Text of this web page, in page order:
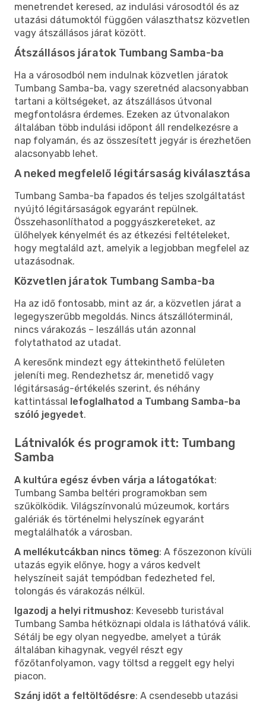
menetrendet keresed, az indulási városodtól és az
utazási dátumoktól függően választhatsz közvetlen
vagy átszállásos járat között.
Átszállásos járatok Tumbang Samba-ba
Ha a városodból nem indulnak közvetlen járatok
Tumbang Samba-ba, vagy szeretnéd alacsonyabban
tartani a költségeket, az átszállásos útvonal
megfontolásra érdemes. Ezeken az útvonalakon
általában több indulási időpont áll rendelkezésre a
nap folyamán, és az összesített jegyár is érezhetően
alacsonyabb lehet.
A neked megfelelő légitársaság kiválasztása
Tumbang Samba-ba fapados és teljes szolgáltatást
nyújtó légitársaságok egyaránt repülnek.
Összehasonlíthatod a poggyászkereteket, az
ülőhelyek kényelmét és az étkezési feltételeket,
hogy megtaláld azt, amelyik a legjobban megfelel az
utazásodnak.
Közvetlen járatok Tumbang Samba-ba
Ha az idő fontosabb, mint az ár, a közvetlen járat a
legegyszerűbb megoldás. Nincs átszállóterminál,
nincs várakozás – leszállás után azonnal
folytathatod az utadat.
A keresőnk mindezt egy áttekinthető felületen
jeleníti meg. Rendezhetsz ár, menetidő vagy
légitársaság-értékelés szerint, és néhány
kattintással lefoglalhatod a Tumbang Samba-ba
szóló jegyedet.
Látnivalók és programok itt: Tumbang
Samba
A kultúra egész évben várja a látogatókat:
Tumbang Samba beltéri programokban sem
szűkölködik. Világszínvonalú múzeumok, kortárs
galériák és történelmi helyszínek egyaránt
megtalálhatók a városban.
A mellékutcákban nincs tömeg: A főszezonon kívüli
utazás egyik előnye, hogy a város kedvelt
helyszíneit saját tempódban fedezheted fel,
tolongás és várakozás nélkül.
Igazodj a helyi ritmushoz: Kevesebb turistával
Tumbang Samba hétköznapi oldala is láthatóvá válik.
Sétálj be egy olyan negyedbe, amelyet a túrák
általában kihagynak, vegyél részt egy
főzőtanfolyamon, vagy töltsd a reggelt egy helyi
piacon.
Szánj időt a feltöltődésre: A csendesebb utazási